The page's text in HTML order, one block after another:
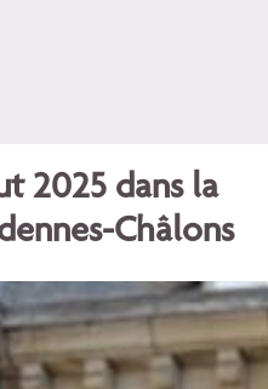
2025 dans la
Châlons